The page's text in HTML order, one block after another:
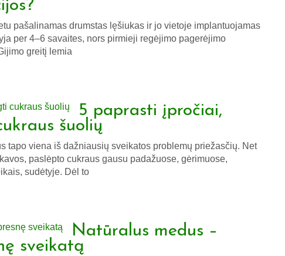
pašalinamas drumstas lęšiukas ir jo vietoje implantuojamas
per 4–6 savaites, nors pirmieji regėjimo pagerėjimo
greitį lemia
5 paprasti įpročiai,
šuolių
tapo viena iš dažniausių sveikatos problemų priežasčių. Net
paslėpto cukraus gausu padažuose, gėrimuose,
sudėtyje. Dėl to
Natūralus medus –
sveikatą